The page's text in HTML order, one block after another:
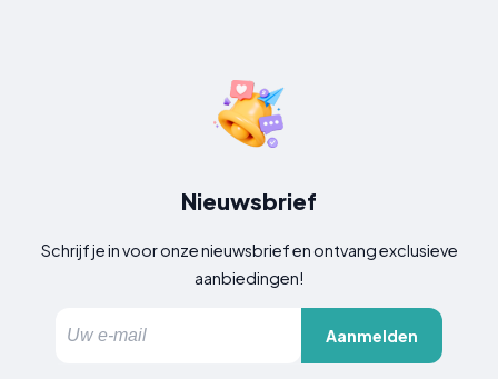
Nieuwsbrief
Schrijf je in voor onze nieuwsbrief en ontvang exclusieve
aanbiedingen!
Aanmelden